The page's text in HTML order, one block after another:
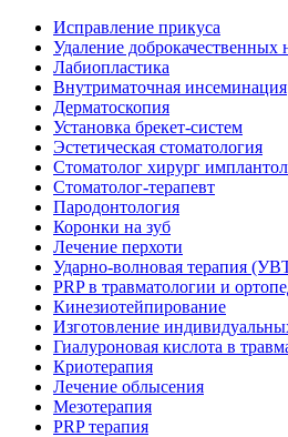
Исправление прикуса
Удаление доброкачественных
Лабиопластика
Внутриматочная инсеминация
Дерматоскопия
Установка брекет-систем
Эстетическая стоматология
Стоматолог хирург
Стоматолог-терапевт
Пародонтология
Коронки на зуб
Лечение перхоти
Ударно-волновая терапия
PRP в травматологии и
Кинезиотейпирование
Изготовление
Гиалуроновая кислота в
Криотерапия
Лечение облысения
Мезотерапия
PRP терапия